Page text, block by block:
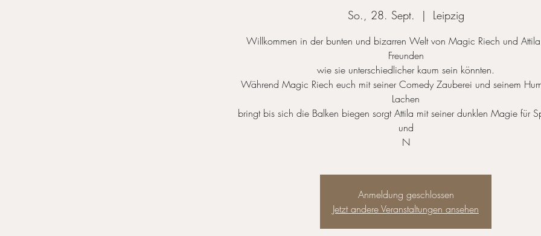
So., 28. Sept.
  |
Leipzig
Willkommen in der bunten und bizarren Welt von Magic Riech und
Freunden
wie sie unterschiedlicher kaum sein könnten.
Während Magic Riech euch mit seiner Comedy Zauberei und seinem
Lachen
bringt bis sich die Balken biegen sorgt Attila mit seiner dunklen Magie für
und
N
Anmeldung geschlossen
Jetzt andere Veranstaltungen ansehen